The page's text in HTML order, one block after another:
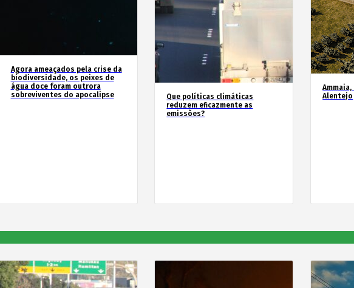
Agora ameaçados pela crise da
biodiversidade, os peixes de
água doce foram outrora
sobreviventes do apocalipse
Que políticas climáticas
reduzem eficazmente as
emissões?
Alentejo